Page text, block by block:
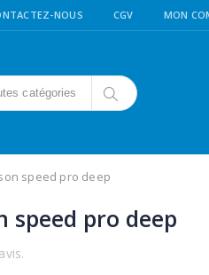
NOUS CGV MON
catégories
speed pro deep
speed pro deep